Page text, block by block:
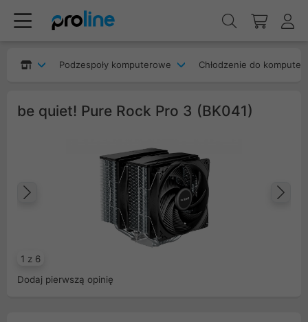
Podzespoły komputerowe Chłodzenie do
be quiet! Pure Rock Pro 3 (BK041)
1 z 6
Poprzedni
Dodaj pierwszą opinię